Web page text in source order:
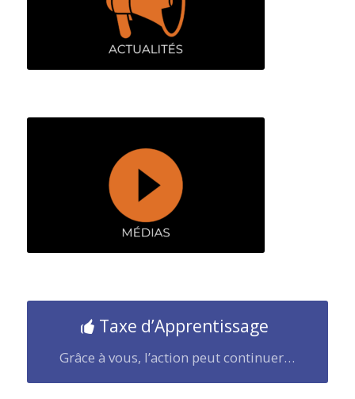
Taxe d’Apprentissage
Grâce à vous, l’action peut continuer…